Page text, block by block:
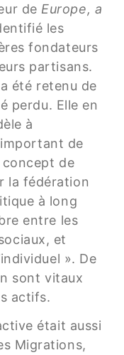
de Europe, a
les
fondateurs
partisans.
été retenu de
perdu. Elle en
à
important de
de
la fédération
à long
entre les
et
». De
sont vitaux
actifs.
était aussi
Migrations,